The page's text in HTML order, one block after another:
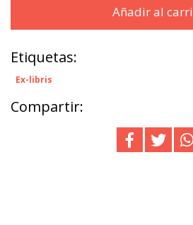
Añadir al
Etiquetas:
Ex-libris
Compartir: